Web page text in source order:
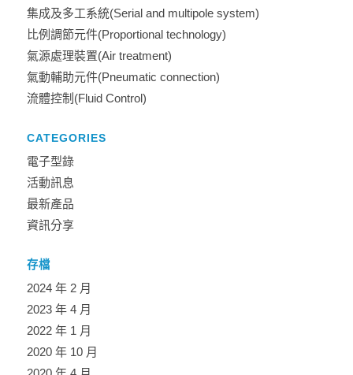
集成及多工系統(Serial and multipole system)
比例調節元件(Proportional technology)
氣源處理裝置(Air treatment)
氣動輔助元件(Pneumatic connection)
流體控制(Fluid Control)
CATEGORIES
電子型錄
活動訊息
最新產品
資訊分享
存檔
2024 年 2 月
2023 年 4 月
2022 年 1 月
2020 年 10 月